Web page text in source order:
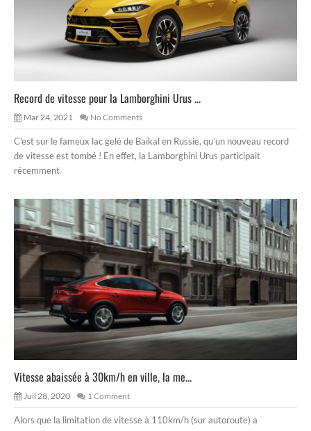
Record de vitesse pour la Lamborghini Urus ...
Mar 24, 2021 No Comments
C’est sur le fameux lac gelé de Baïkal en Russie, qu’un nouveau record
de vitesse est tombé ! En effet, la Lamborghini Urus participait
récemment
Vitesse abaissée à 30km/h en ville, la me...
Juil 28, 2020 1 Comment
Alors que la limitation de vitesse à 110km/h (sur autoroute) a